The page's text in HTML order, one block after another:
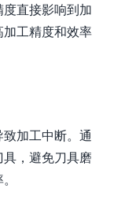
直接影响到加
工精度和效率
加工中断。通
，避免刀具磨